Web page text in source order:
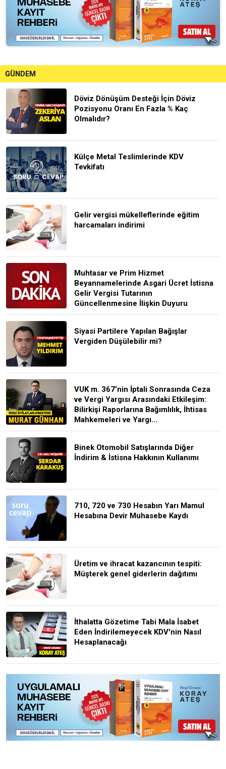
GÜNDEM
Döviz Dönüşüm Desteği İçin Döviz
Pozisyonu Oranı En Fazla % Kaç
Olmalıdır?
Külçe Metal Teslimlerinde KDV
Tevkifatı
Gelir vergisi mükelleflerinde eğitim
harcamaları indirimi
Muhtasar ve Prim Hizmet
Beyannamelerinde Asgari Ücret İstisna
Gelir Vergisi Tutarının
Güncellenmesine İlişkin Duyuru
Siyasi Partilere Yapılan Bağışlar
Vergiden Düşülebilir mi?
VUK m. 367’nin İptali Sonrasında Ceza
ve Vergi Yargısı Arasındaki Etkileşim:
Bilirkişi Raporlarına Bağımlılık, İhtisas
Mahkemeleri ve Yargı...
Binek Otomobil Satışlarında Diğer
İndirim & İstisna Hakkının Kullanımı
710, 720 ve 730 Hesabın Yarı Mamul
Hesabına Devir Muhasebe Kaydı
Üretim ve ihracat kazancının tespiti:
Müşterek genel giderlerin dağıtımı
İthalatta Gözetime Tabi Mala İsabet
Eden İndirilemeyecek KDV'nin Nasıl
Hesaplanacağı